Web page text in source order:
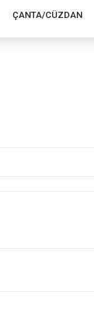
ÇANTA/CÜZDAN